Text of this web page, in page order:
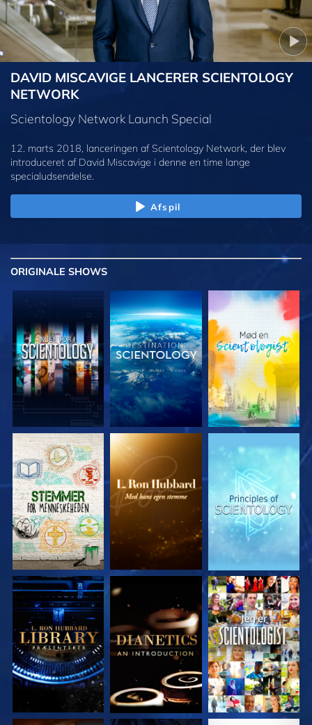
DAVID MISCAVIGE LANCERER SCIENTOLOGY
NETWORK
Scientology Network Launch Special
12. marts 2018, lanceringen af Scientology Network, der blev
introduceret af David Miscavige i denne en time lange
specialudsendelse.
Afspil
ORIGINALE SHOWS
UDFORSK SERIEN UDFORSK SERIEN UDFORSK SERIEN
UDFORSK SERIEN UDFORSK SERIEN SE